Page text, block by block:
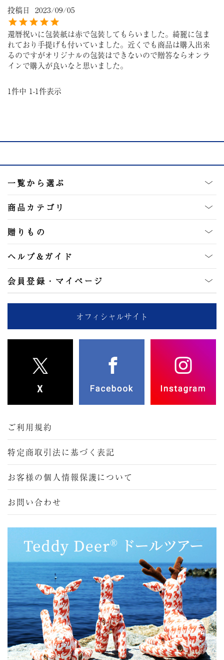
投稿日 2023/09/05
還暦祝いに包装紙は赤で包装してもらいました。綺麗に包ま
れており手提げも付いていました。近くでも商品は購入出来
るのですがオリジナルの包装はできないので贈答ならオンラ
インで購入が良いなと思いました。
1件中 1-1件表示
一覧から選ぶ
商品カテゴリ
贈りもの
ヘルプ&ガイド
会員登録・マイページ
オフィシャルサイト
ご利用規約
特定商取引法に基づく表記
お客様の個人情報保護について
お問い合わせ